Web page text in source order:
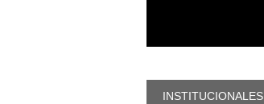
INSTITUCIONALES